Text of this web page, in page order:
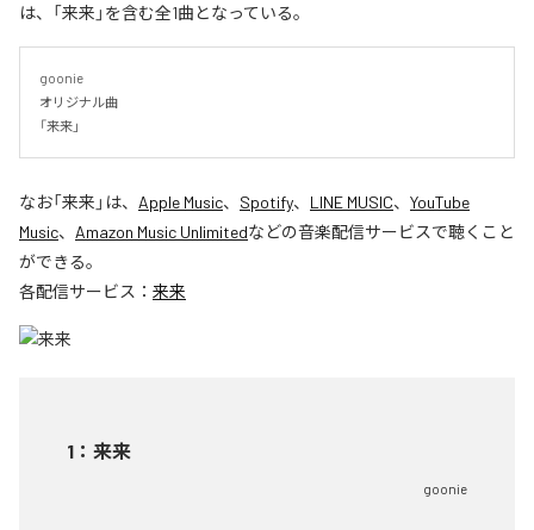
は、「来来」を含む全1曲となっている。
goonie
オリジナル曲
「来来」
なお「来来 」は、 Apple Music、 Spotify、 LINE MUSIC、 YouTube
Music、 Amazon Music Unlimitedなどの音楽配信サービスで聴くこと
ができる。
各配信サービス： 来来
1 ： 来来
goonie